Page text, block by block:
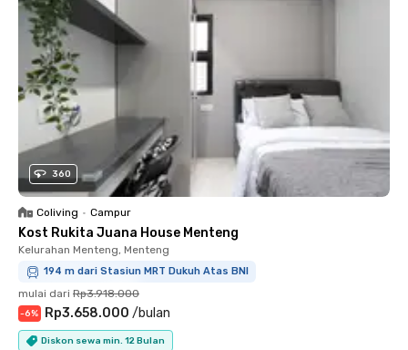
360
Coliving • Campur
Kost Rukita Juana House Menteng
Kelurahan Menteng, Menteng
194 m dari Stasiun MRT Dukuh Atas BNI
mulai dari Rp3.918.000
-6% Rp3.658.000 /bulan
Diskon sewa min. 12 Bulan